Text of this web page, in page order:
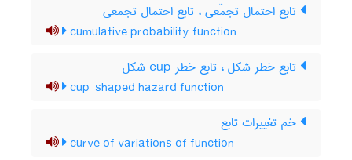
تابع احتمال تجمّعی ، تابع احتمال تجمعی
cumulative probability function
تابع خطر شکل ، تابع خطر ‌c‌u‌p شکل
cup-shaped hazard function
خم تغییرات تابع
curve of variations of function